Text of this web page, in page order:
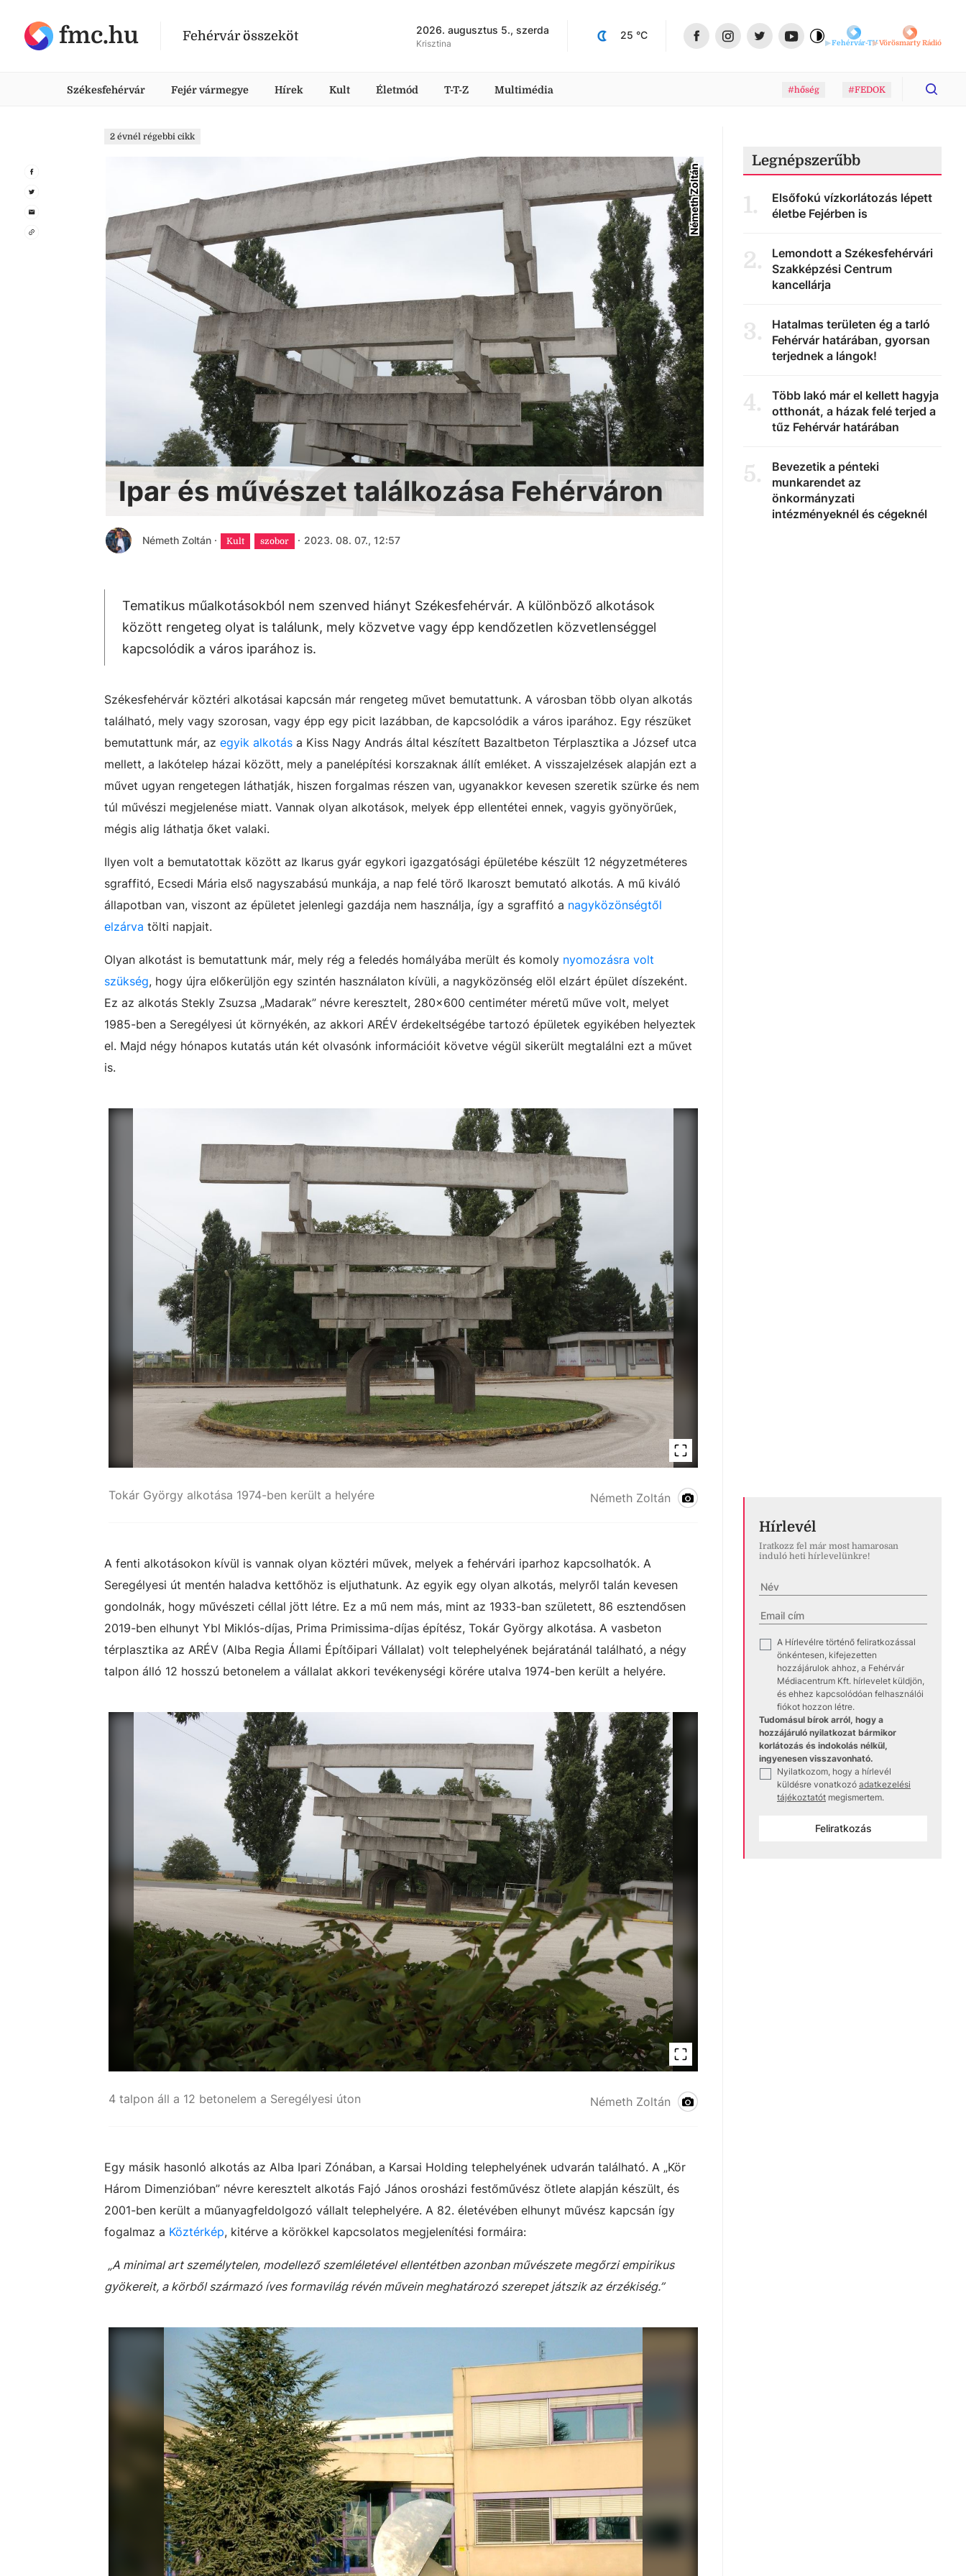
fmc.hu Fehérvár összeköt 2026. augusztus 5., szerda
Krisztina
25 °C
Fehérvár-TVVörösmarty Rádió
Székesfehérvár Fejér vármegye Hírek Kult Életmód T-T-Z Multimédia #hőség #FEDOK
2 évnél régebbi cikk
Németh Zoltán
Ipar és művészet találkozása Fehérváron
Németh Zoltán · Kult szobor · 2023. 08. 07., 12:57
Tematikus műalkotásokból nem szenved hiányt Székesfehérvár. A különböző alkotások
között rengeteg olyat is találunk, mely közvetve vagy épp kendőzetlen közvetlenséggel
kapcsolódik a város iparához is.
Székesfehérvár köztéri alkotásai kapcsán már rengeteg művet bemutattunk. A városban több olyan alkotás
található, mely vagy szorosan, vagy épp egy picit lazábban, de kapcsolódik a város iparához. Egy részüket
bemutattunk már, az egyik alkotás a Kiss Nagy András által készített Bazaltbeton Térplasztika a József utca
mellett, a lakótelep házai között, mely a panelépítési korszaknak állít emléket. A visszajelzések alapján ezt a
művet ugyan rengetegen láthatják, hiszen forgalmas részen van, ugyanakkor kevesen szeretik szürke és nem
túl művészi megjelenése miatt. Vannak olyan alkotások, melyek épp ellentétei ennek, vagyis gyönyörűek,
mégis alig láthatja őket valaki.
Ilyen volt a bemutatottak között az Ikarus gyár egykori igazgatósági épületébe készült 12 négyzetméteres
sgraffitó, Ecsedi Mária első nagyszabású munkája, a nap felé törő Ikaroszt bemutató alkotás. A mű kiváló
állapotban van, viszont az épületet jelenlegi gazdája nem használja, így a sgraffitó a nagyközönségtől
elzárva tölti napjait.
Olyan alkotást is bemutattunk már, mely rég a feledés homályába merült és komoly nyomozásra volt
szükség, hogy újra előkerüljön egy szintén használaton kívüli, a nagyközönség elöl elzárt épület díszeként.
Ez az alkotás Stekly Zsuzsa „Madarak” névre keresztelt, 280x600 centiméter méretű műve volt, melyet
1985-ben a Seregélyesi út környékén, az akkori ARÉV érdekeltségébe tartozó épületek egyikében helyeztek
el. Majd négy hónapos kutatás után két olvasónk információit követve végül sikerült megtalálni ezt a művet
is.
Tokár György alkotása 1974-ben került a helyére Németh Zoltán
A fenti alkotásokon kívül is vannak olyan köztéri művek, melyek a fehérvári iparhoz kapcsolhatók. A
Seregélyesi út mentén haladva kettőhöz is eljuthatunk. Az egyik egy olyan alkotás, melyről talán kevesen
gondolnák, hogy művészeti céllal jött létre. Ez a mű nem más, mint az 1933-ban született, 86 esztendősen
2019-ben elhunyt Ybl Miklós-díjas, Prima Primissima-díjas építész, Tokár György alkotása. A vasbeton
térplasztika az ARÉV (Alba Regia Állami Építőipari Vállalat) volt telephelyének bejáratánál található, a négy
talpon álló 12 hosszú betonelem a vállalat akkori tevékenységi körére utalva 1974-ben került a helyére.
4 talpon áll a 12 betonelem a Seregélyesi úton Németh Zoltán
Egy másik hasonló alkotás az Alba Ipari Zónában, a Karsai Holding telephelyének udvarán található. A „Kör
Három Dimenzióban” névre keresztelt alkotás Fajó János orosházi festőművész ötlete alapján készült, és
2001-ben került a műanyagfeldolgozó vállalt telephelyére. A 82. életévében elhunyt művész kapcsán így
fogalmaz a Köztérkép, kitérve a körökkel kapcsolatos megjelenítési formáira:
„A minimal art személytelen, modellező szemléletével ellentétben azonban művészete megőrzi empirikus
gyökereit, a körből származó íves formavilág révén művein meghatározó szerepet játszik az érzékiség.”
Legnépszerűbb
1.
Elsőfokú vízkorlátozás lépett
életbe Fejérben is
2.
Lemondott a Székesfehérvári
Szakképzési Centrum
kancellárja
3.
Hatalmas területen ég a tarló
Fehérvár határában, gyorsan
terjednek a lángok!
4.
Több lakó már el kellett hagyja
otthonát, a házak felé terjed a
tűz Fehérvár határában
5.
Bevezetik a pénteki
munkarendet az
önkormányzati
intézményeknél és cégeknél
Hírlevél
Iratkozz fel már most hamarosan
induló heti hírlevelünkre!
✓
A Hírlevélre történő feliratkozással
önkéntesen, kifejezetten
hozzájárulok ahhoz, a Fehérvár
Médiacentrum Kft. hírlevelet küldjön,
és ehhez kapcsolódóan felhasználói
fiókot hozzon létre.
Tudomásul bírok arról, hogy a
hozzájáruló nyilatkozat bármikor
korlátozás és indokolás nélkül,
ingyenesen visszavonható.
✓
Nyilatkozom, hogy a hírlevél
küldésre vonatkozó adatkezelési
tájékoztatót megismertem.
Feliratkozás